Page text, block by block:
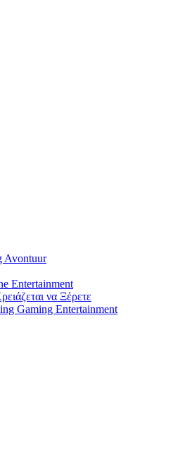
Avontuur
Entertainment
να Ξέρετε
Gaming Entertainment